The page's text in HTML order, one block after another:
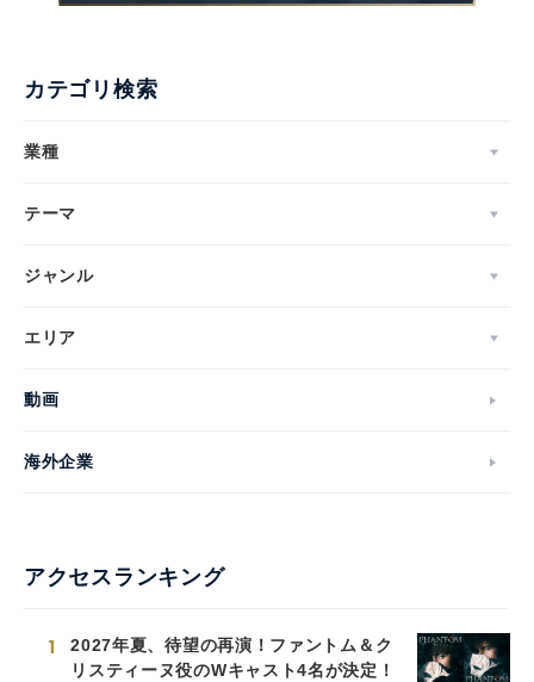
カテゴリ検索
業種
テーマ
ジャンル
エリア
動画
海外企業
アクセスランキング
1
2027年夏、待望の再演！ファントム＆ク
リスティーヌ役のWキャスト4名が決定！